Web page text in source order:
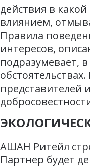
действия в
влиянием,
Правила
интересов,
подразумевает,
АШАН Ритейл
Партнер будет